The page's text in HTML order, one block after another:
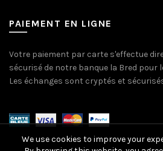
PAIEMENT EN LIGNE
Votre paiement par carte s'effectue
sécurisé de notre banque la Bred pour
Les échanges sont cryptés et
We use cookies to improve your